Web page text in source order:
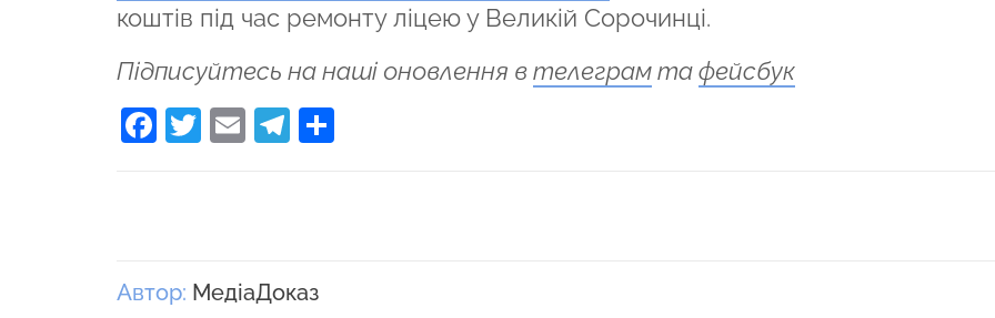
коштів під час ремонту ліцею у Великій Сорочинці.
Підписуйтесь на наші оновлення втелеграмтафейсбук
Facebook
Twitter
EmailTelegram
Поділитися
Автор: МедіаДоказ